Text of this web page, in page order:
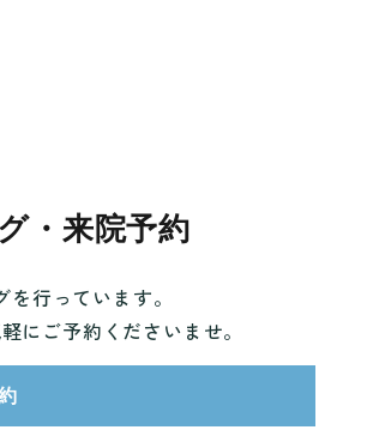
・来院予約
行っています。
にご予約くださいませ。